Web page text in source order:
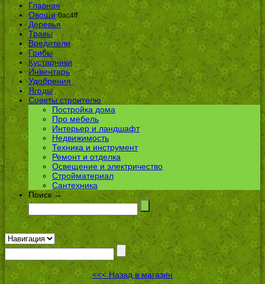
Главная
Овощи 0ac4ff
Деревья
Травы
Вредители
Грибы
Кустарники
Инвентарь
Удобрения
Ягоды
Советы строителю
Постройка дома
Про мебель
Интерьер и ландшафт
Недвижимость
Техника и инструмент
Ремонт и отделка
Освещение и электричество
Стройматериал
Сантехника
Поиск →
<<< Назад в магазин